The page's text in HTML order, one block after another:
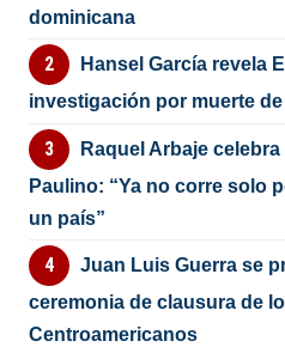
dominicana
Hansel García revela
investigación por muerte
Raquel Arbaje
Paulino: “Ya no corre solo
un país”
Juan Luis Guerra se
ceremonia de clausura de
Centroamericanos